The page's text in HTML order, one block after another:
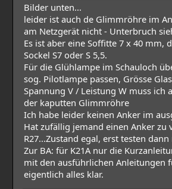
Bilder unten...
leider ist auch de Glimmröhre im
am Netzgerät nicht - Unterbruch
Es ist aber eine Soffitte 7 x 40 mm,
Sockel S7 oder S 5,5.
Für die Glühlampe im Schauloch
sog. Pilotlampe passen, Grösse
Spannung V / Leistung W muss ich
der kaputten Glimmröhre
Ich habe leider keinen Anker im
Hat zufällig jemand einen Anker zu
R27...Zustand egal, erst testen
Zur BA: für K21A nur die
mit den ausführlichen Anleitungen
eigentlich alles klar.